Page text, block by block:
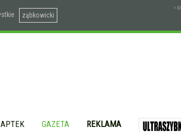
ząbkowicki
›
GAZETA REKLAMA